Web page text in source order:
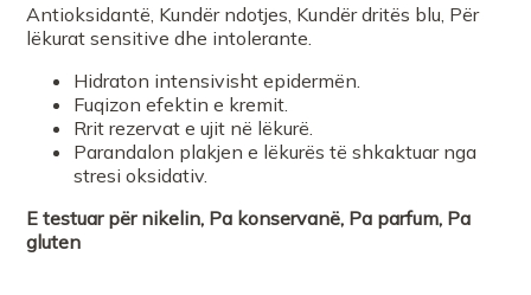
Antioksidantë, Kundër ndotjes, Kundër dritës blu, Për
lëkurat sensitive dhe intolerante.
Hidraton intensivisht epidermën.
Fuqizon efektin e kremit.
Rrit rezervat e ujit në lëkurë.
Parandalon plakjen e lëkurës të shkaktuar nga
stresi oksidativ.
E testuar për nikelin, Pa konservanë, Pa parfum, Pa
gluten